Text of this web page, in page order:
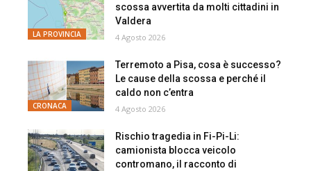
LA PROVINCIA
scossa avvertita da molti cittadini in
Valdera
4 Agosto 2026
CRONACA
Terremoto a Pisa, cosa è successo?
Le cause della scossa e perché il
caldo non c’entra
4 Agosto 2026
Rischio tragedia in Fi-Pi-Li:
camionista blocca veicolo
contromano, il racconto di